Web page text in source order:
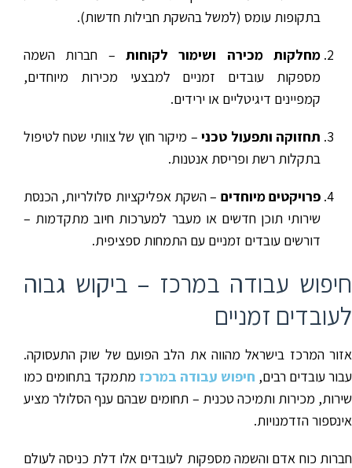
בתקופות עומס (למשל בהשקת חבילות חדשות).
מחלקות מכירה ושימור לקוחות – חברות השמה
מספקות עובדים זמניים למבצעי מכירות מיוחדים,
קמפיינים דיגיטליים או ירידים.
תחזוקה ותפעול טכני– מיקור חוץ של צוותי שטח לטיפול
בתקלות רשת ופריסת אנטנות.
פרויקטים מיוחדים – השקת אפליקציות סלולריות, הכנסת
שירותי תוכן חדשים או מעבר למערכות חיוב מתקדמות –
דורשים עובדים זמניים עם התמחות ספציפית.
חיפוש עבודה במרכז – ביקוש גבוה
לעובדים זמניים
אזור המרכז בישראל מהווה את הלב הפועם של שוק התעסוקה.
עבור עובדים רבים, חיפוש עבודה במרכז מתמקד בתחומים כמו
שירות, מכירות ותמיכה טכנית – תחומים שבהם ענף הסלולר מציע
אינספור הזדמנויות.
חברות כוח אדם והשמה מספקות לעובדים אלו דלת כניסה לעולם